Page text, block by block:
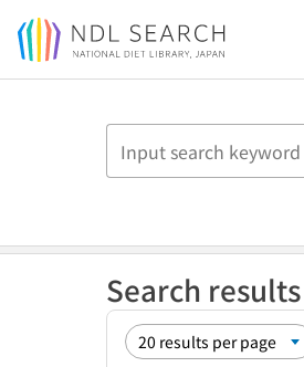
Jump to main content
Search